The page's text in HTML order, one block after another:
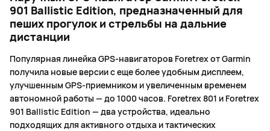
901 Ballistic Edition, предназначенный для
пеших прогулок и стрельбы на дальние
дистанции
Популярная линейка GPS-навигаторов Foretrex от Garmin
получила новые версии с еще более удобным дисплеем,
улучшенным GPS-приемником и увеличенным временем
автономной работы — до 1000 часов. Foretrex 801 и Foretrex
901 Ballistic Edition — два устройства, идеально
подходящих для активного отдыха и тактических